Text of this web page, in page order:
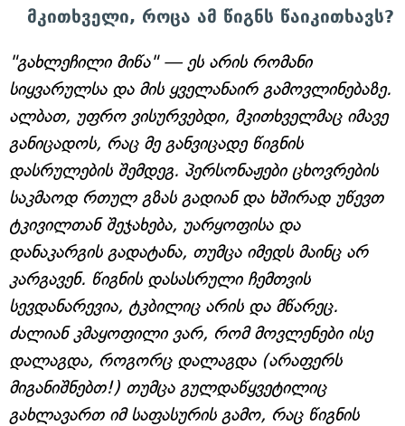
მკითხველი, როცა ამ წიგნს წაიკითხავს?
"გახლეჩილი მიწა" — ეს არის რომანი
სიყვარულსა და მის ყველანაირ გამოვლინებაზე.
ალბათ, უფრო ვისურვებდი, მკითხველმაც იმავე
განიცადოს, რაც მე განვიცადე წიგნის
დასრულების შემდეგ. პერსონაჟები ცხოვრების
საკმაოდ რთულ გზას გადიან და ხშირად უწევთ
ტკივილთან შეჯახება, უარყოფისა და
დანაკარგის გადატანა, თუმცა იმედს მაინც არ
კარგავენ. წიგნის დასასრული ჩემთვის
სევდანარევია, ტკბილიც არის და მწარეც.
ძალიან კმაყოფილი ვარ, რომ მოვლენები ისე
დალაგდა, როგორც დალაგდა (არაფერს
მიგანიშნებთ!) თუმცა გულდაწყვეტილიც
გახლავართ იმ საფასურის გამო, რაც წიგნის